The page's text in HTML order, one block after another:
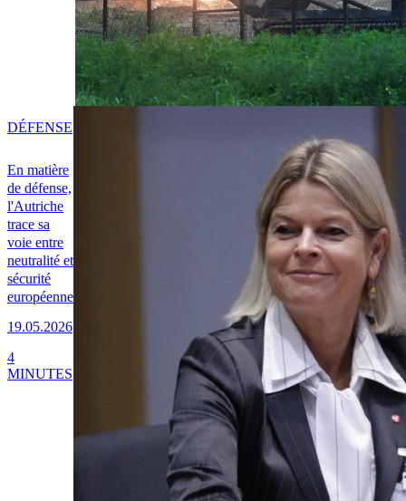
En matière
de défense,
l'Autriche
trace sa
voie entre
neutralité et
sécurité
européenne
19.05.2026
DÉFENSE
4
MINUTES